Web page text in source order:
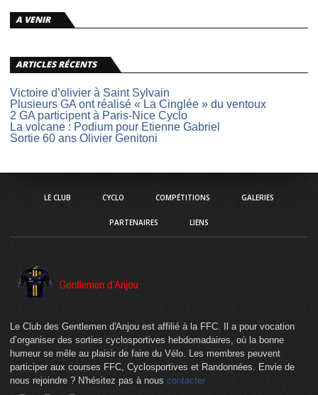
A VENIR
ARTICLES RÉCENTS
Victoire d’olivier à Saint Sylvain
Plusieurs GA ont réalisé « La Cinglée » du ventoux
2 GA participent à Paris-Nice Cyclo
La volcane : Podium pour Etienne Gabriel
Sortie 60 ans Olivier Genitoni
LE CLUB CYCLO COMPÉTITIONS GALERIES
PARTENAIRES LIENS
Le Club des Gentlemen d'Anjou est affilié à la FFC. Il a pour vocation
d’organiser des sorties cyclosportives hebdomadaires, où la bonne
humeur se mêle au plaisir de faire du Vélo. Les membres peuvent
participer aux courses FFC, Cyclosportives et Randonnées. Envie de
nous rejoindre ? N'hésitez pas à nous contacter